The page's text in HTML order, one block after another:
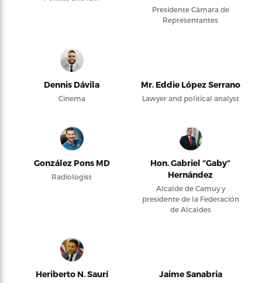
Presidente Cámara de
Representantes
Dennis Dávila
Cinema
Mr. Eddie López Serrano
Lawyer and political analyst
González Pons MD
Radiologist
Hon. Gabriel “Gaby”
Hernández
Alcalde de Camuy y
presidente de la Federación
de Alcaldes
Heriberto N. Saurí Jaime Sanabria